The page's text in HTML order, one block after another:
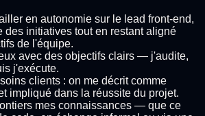
en autonomie sur le lead front-end,
des initiatives tout en restant aligné
de l'équipe.
avec des objectifs clairs — j'audite,
j'exécute.
clients : on me décrit comme
impliqué dans la réussite du projet.
mes connaissances — que ce